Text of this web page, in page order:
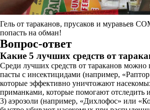
Гель от тараканов, прусаков и муравьев
попасть на обман!
Вопрос-ответ
Какие 5 лучших средств от
Среди лучших средств от тараканов можно
пасты с инсектицидами (например,
которые эффективно уничтожают
приманками, которые помогают отследить
3) аэрозоли (например, «Дихлофос» или